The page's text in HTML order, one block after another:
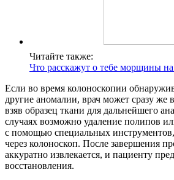
Читайте также:
Что расскажут о тебе морщины
Если во время колоноскопии
другие аномалии, врач может сразу
взяв образец ткани для дальнейшего
случаях возможно удаление полипов
с помощью специальных инструментов,
через колоноскоп. После завершения
аккуратно извлекается, и пациенту
восстановления.